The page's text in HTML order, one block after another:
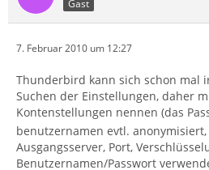
Gast
7. Februar 2010 um 12:27
Thunderbird kann sich schon mal
Suchen der Einstellungen, daher
Kontenstellungen nennen (das
benutzernamen evtl.
Ausgangsserver, Port,
Benutzernamen/Passwort